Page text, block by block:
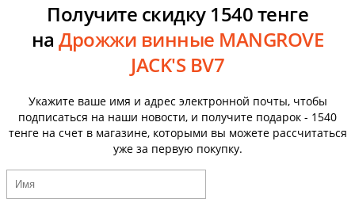
Получите скидку 1540 тенге
наДрожжи винные MANGROVE
JACK'S BV7
Укажите ваше имя и адрес электронной почты, чтобы
подписаться на наши новости, и получите подарок - 1540
тенге на счет в магазине, которыми вы можете рассчитаться
уже за первую покупку.